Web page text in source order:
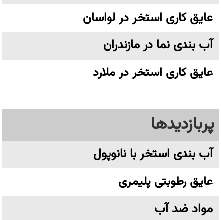
عایق کاری استخر در لواسان
آب بندی نما در مازندران
عایق کاری استخر در ملارد
پربازدیدها
آب بندی استخر با نانوپول
عایق رطوبتی پلیمری
مواد ضد آب